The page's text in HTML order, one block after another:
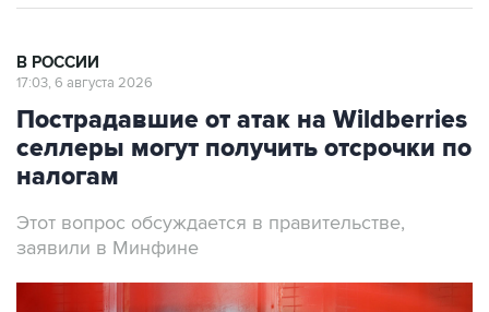
В РОССИИ
17:03, 6 августа 2026
Пострадавшие от атак на Wildberries
селлеры могут получить отсрочки по
налогам
Этот вопрос обсуждается в правительстве,
заявили в Минфине